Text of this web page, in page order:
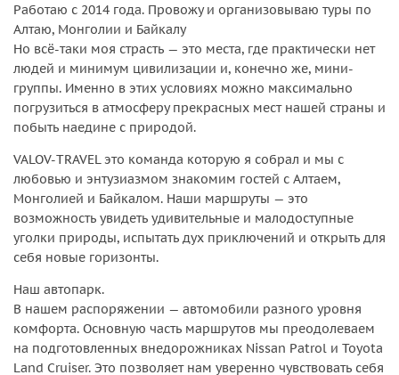
Работаю с 2014 года. Провожу и организовываю туры по
Алтаю, Монголии и Байкалу
Но всё-таки моя страсть — это места, где практически нет
людей и минимум цивилизации и, конечно же, мини-
группы. Именно в этих условиях можно максимально
погрузиться в атмосферу прекрасных мест нашей страны и
побыть наедине с природой.
VALOV-TRAVEL это команда которую я собрал и мы с
любовью и энтузиазмом знакомим гостей с Алтаем,
Монголией и Байкалом. Наши маршруты — это
возможность увидеть удивительные и малодоступные
уголки природы, испытать дух приключений и открыть для
себя новые горизонты.
Наш автопарк.
В нашем распоряжении — автомобили разного уровня
комфорта. Основную часть маршрутов мы преодолеваем
на подготовленных внедорожниках Nissan Patrol и Toyota
Land Cruiser. Это позволяет нам уверенно чувствовать себя